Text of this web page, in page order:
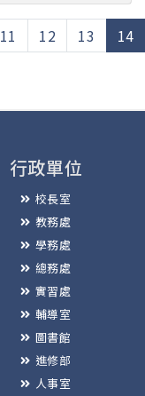
11 12 13 14
行政單位
校長室
教務處
學務處
總務處
實習處
輔導室
圖書館
進修部
人事室